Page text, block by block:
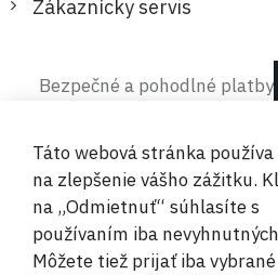
Zákaznícky servis
Bezpečné a pohodlné platby
© 2019-2026
Táto webová stránka používa
na zlepšenie vášho zážitku.
na „Odmietnuť“ súhlasíte s
používaním iba
Môžete tiež prijať iba vybrané